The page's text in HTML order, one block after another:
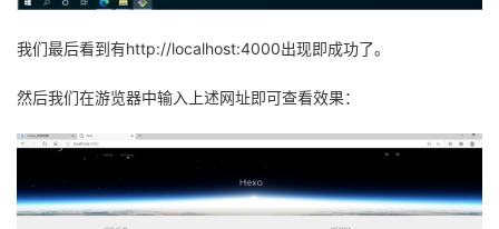
我们最后看到有http://localhost:4000出现即成功了。
然后我们在游览器中输入上述网址即可查看效果：